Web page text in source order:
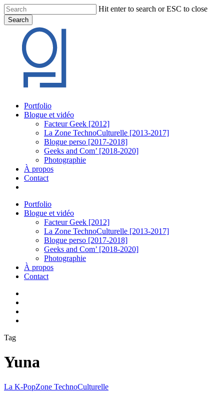
Skip
to
main
content
Hit enter to search or ESC to close
Search
Search
Menu
Portfolio
Blogue et vidéo
Facteur Geek [2012]
La Zone TechnoCulturelle [2013-2017]
Blogue perso [2017-2018]
Geeks and Com’ [2018-2020]
Photographie
À propos
Contact
Portfolio
Blogue et vidéo
Facteur Geek [2012]
La Zone TechnoCulturelle [2013-2017]
Blogue perso [2017-2018]
Geeks and Com’ [2018-2020]
Photographie
À propos
Contact
Tag
Yuna
[Découverte
La K-PopZone TechnoCulturelle